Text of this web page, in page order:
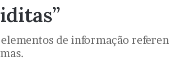
de informação